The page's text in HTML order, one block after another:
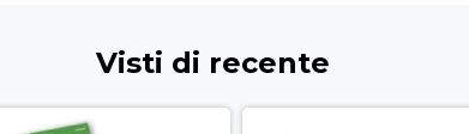
Visti di recente